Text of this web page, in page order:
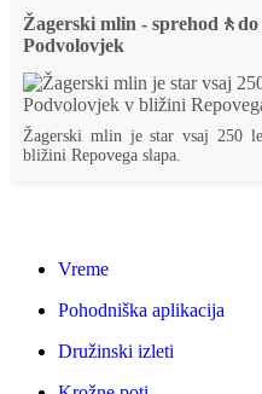
Žagerski mlin -
Podvolovjek
Žagerski mlin je star vsaj 250
bližini Repovega slapa.
Vreme
Pohodniška aplikacija
Družinski izleti